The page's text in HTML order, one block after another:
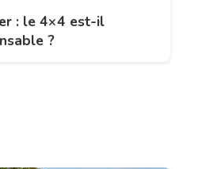
: le 4×4 est-il
?